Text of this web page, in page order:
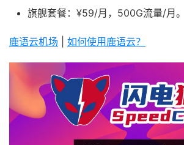
旗舰套餐：¥59/月，500G流量/月。
鹿语云机场 如何使用鹿语云？